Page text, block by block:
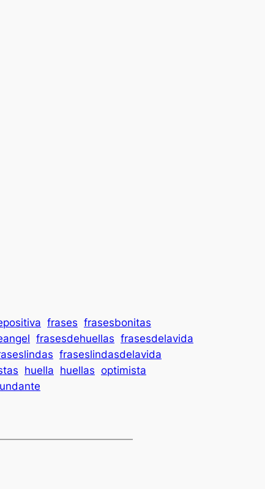
frases frasesbonitas
frasesdehuellas frasesdelavida
fraseslindasdelavida
huella huellas optimista